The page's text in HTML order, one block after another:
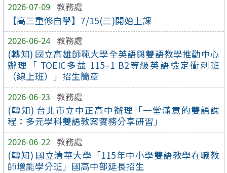
2026-07-09 教務處
【高三重修自學】7/15(三)開始上課
2026-06-24 教務處
(轉知) 國立高雄師範大學全英語與雙語教學推動中心
辦理「 TOEIC多益 115–1 B2等級英語檢定衝刺班
（線上班）」招生簡章
2026-06-23 教務處
(轉知) 台北市立中正高中辦理「一堂滿意的雙語課
程：多元學科雙語教案實務分享研習」
2026-06-22 教務處
(轉知) 國立清華大學「115年中小學雙語教學在職教
師增能學分班」國高中部延長招生